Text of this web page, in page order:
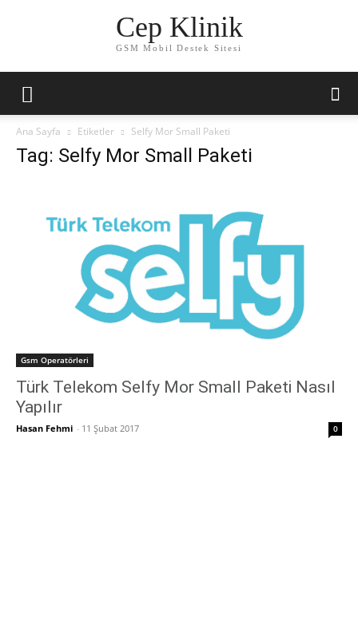
Cep Klinik
GSM Mobil Destek Sitesi
Ana Sayfa Etiketler Selfy Mor Small Paketi
Tag: Selfy Mor Small Paketi
Gsm Operatörleri
Türk Telekom Selfy Mor Small Paketi Nasıl
Yapılır
Hasan Fehmi - 11 Şubat 2017 0